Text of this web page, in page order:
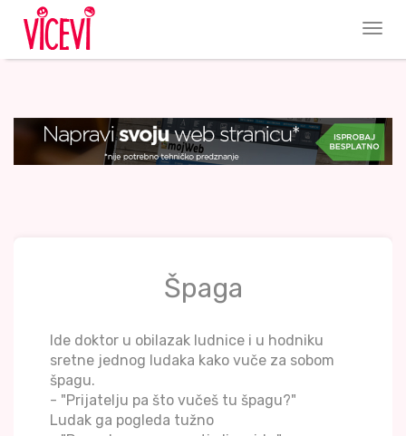
Špaga
Ide doktor u obilazak ludnice i u hodniku
sretne jednog ludaka kako vuče za sobom
špagu.
- "Prijatelju pa što vučeš tu špagu?"
Ludak ga pogleda tužno